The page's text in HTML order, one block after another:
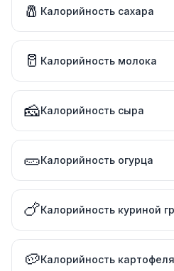
🧂 Калорийность сахара
🥛 Калорийность молока
🧀Калорийность сыра
🥒Калорийность огурца
🍗Калорийность куриной
🥔Калорийность картофеля